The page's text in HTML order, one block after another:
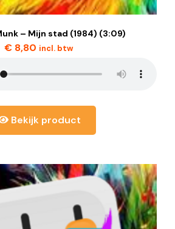
– Mijn stad (1984) (3:09)
€ 8,80 incl. btw
Bekijk product